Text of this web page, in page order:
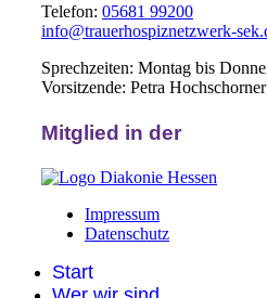
Telefon: 05681 99200
info@trauerhospiznetzwerk-
Sprechzeiten: Montag bis
Vorsitzende: Petra Hochschorner
Mitglied in der
Impressum
Datenschutz
Start